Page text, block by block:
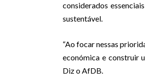
considerados
sustentável.
“Ao focar nessas
económica e construir
Diz o AfDB.